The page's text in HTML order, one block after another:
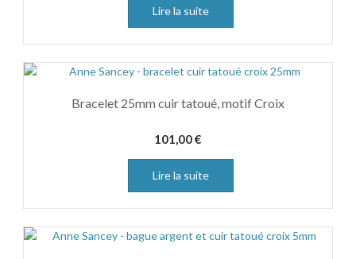
Lire la suite
Bracelet 25mm cuir tatoué, motif Croix
101,00€
Lire la suite